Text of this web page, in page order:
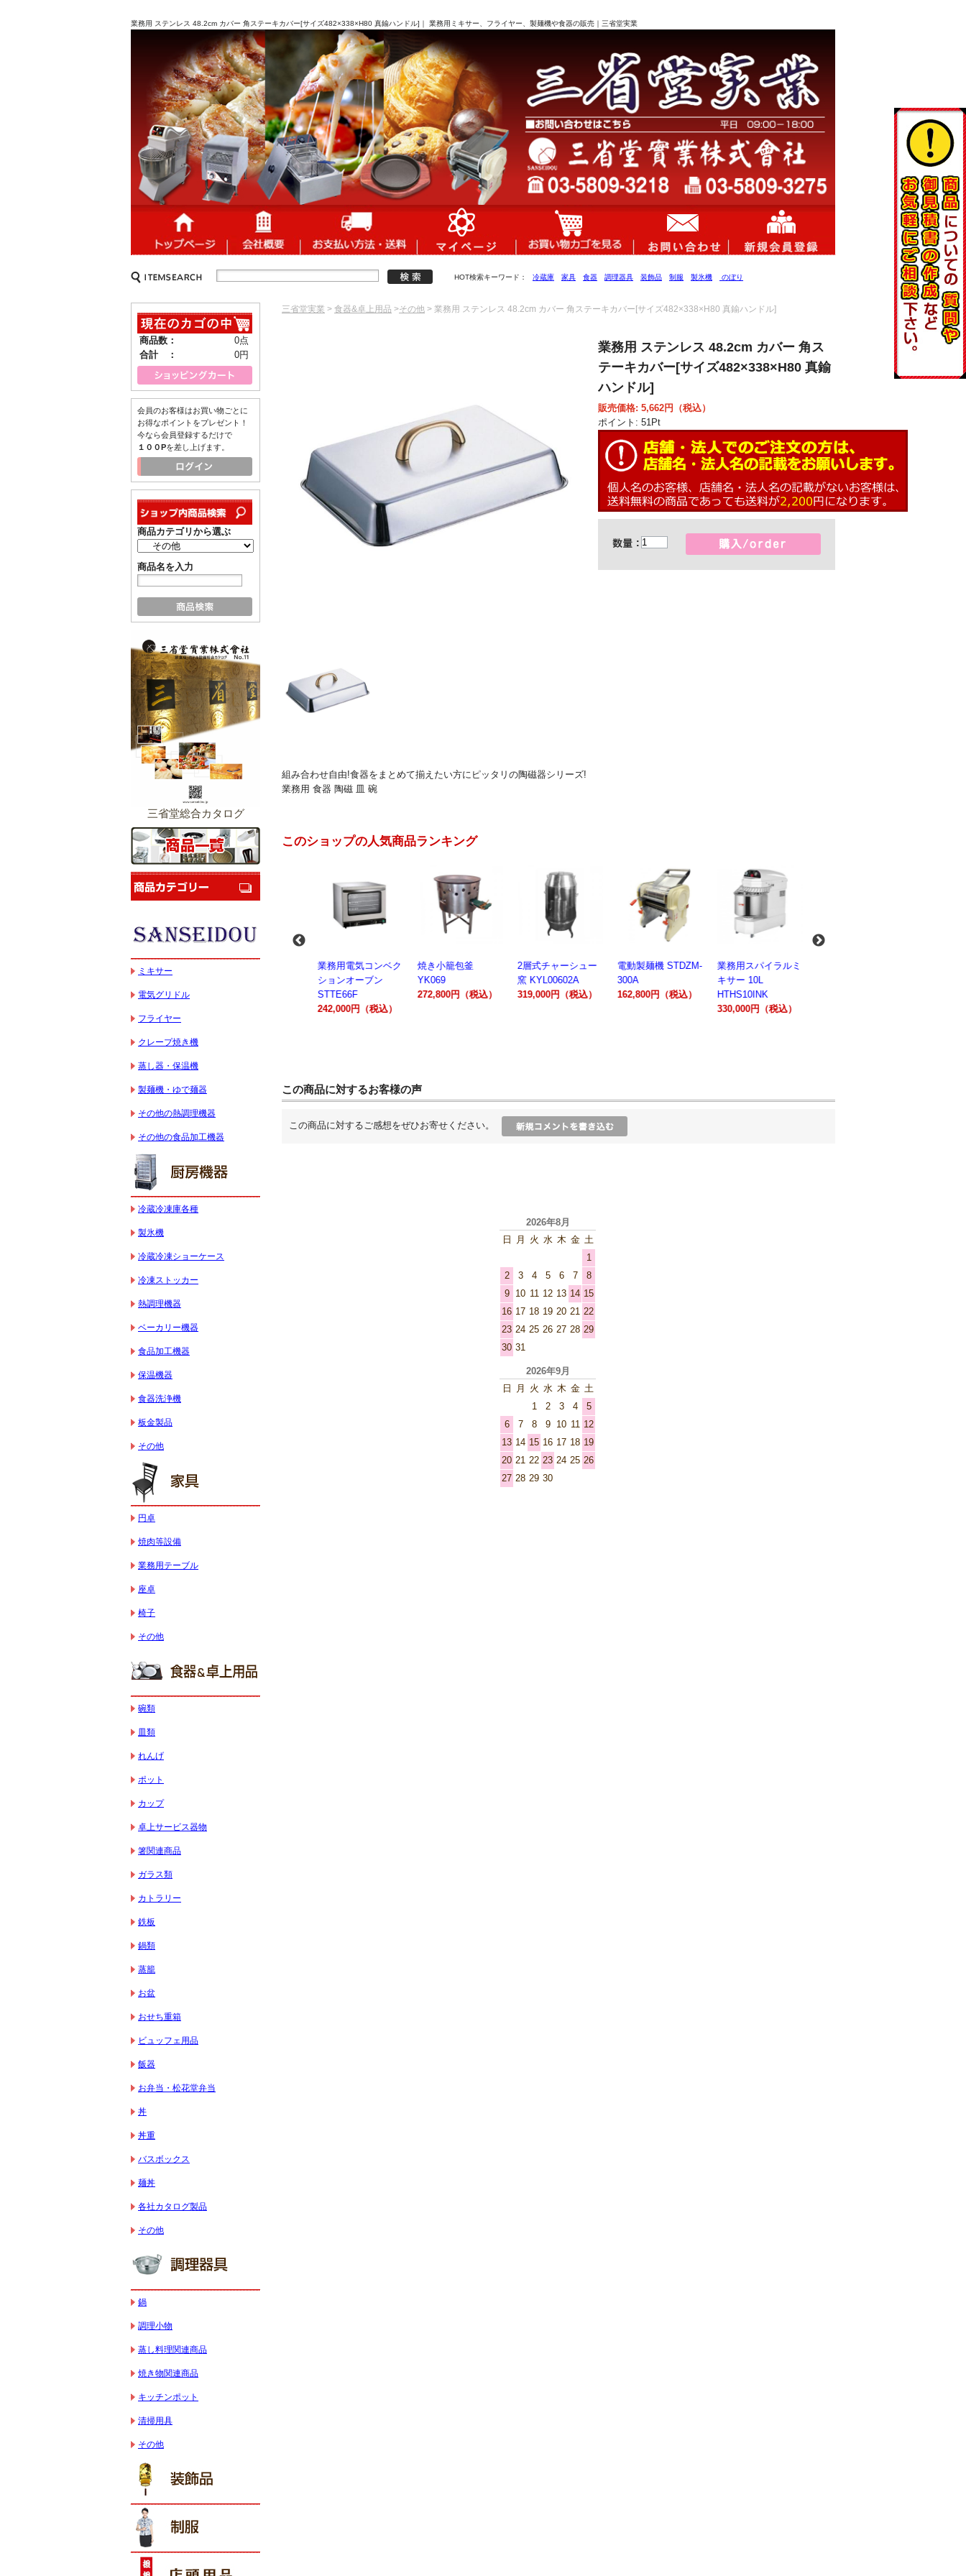
業務用 ステンレス 48.2cm カバー 角ステーキカバー[サイズ482×338×H80 真鍮ハンドル]｜ 業務用ミキサー、フライヤー、製麺機や食器の販売｜三省堂実業
HOT検索キーワード： 冷蔵庫 家具 食器 調理器具 装飾品 制服 製氷機 のぼり
三省堂実業 > 食器&卓上用品 >その他 > 業務用 ステンレス 48.2cm カバー 角ステーキカバー[サイズ482×338×H80 真鍮ハンドル]
業務用 ステンレス 48.2cm カバー 角ス
テーキカバー[サイズ482×338×H80 真鍮
ハンドル]
販売価格: 5,662円（税込）
ポイント: 51 Pt
組み合わせ自由!食器をまとめて揃えたい方にピッタリの陶磁器シリーズ!
業務用 食器 陶磁 皿 碗
このショップの人気商品ランキング
業務用スパイラルミ
HTHS30IN
業務用電気コンベク
ションオーブン
STTE66F
242,000円（税込）
焼き小籠包釜
YK069
272,800円（税込）
2層式チャーシュー
窯 KYL00602A
319,000円（税込）
電動製麺機 STDZM-
300A
162,800円（税込）
業務用スパイラルミ
キサー 10L
HTHS10INK
330,000円（税込）
この商品に対するお客様の声
この商品に対するご感想をぜひお寄せください。
商品数：
0点
合計 ：
0円
会員のお客様はお買い物ごとに
お得なポイントをプレゼント！
今なら会員登録するだけで
１００Pを差し上げます。
商品カテゴリから選ぶ
商品名を入力
三省堂総合カタログ
ミキサー
電気グリドル
フライヤー
クレープ焼き機
蒸し器・保温機
製麺機・ゆで麺器
その他の熱調理機器
その他の食品加工機器
冷蔵冷凍庫各種
製氷機
冷蔵冷凍ショーケース
冷凍ストッカー
熱調理機器
ベーカリー機器
食品加工機器
保温機器
食器洗浄機
板金製品
その他
円卓
焼肉等設備
業務用テーブル
座卓
椅子
その他
碗類
皿類
れんげ
ポット
カップ
卓上サービス器物
箸関連商品
ガラス類
カトラリー
鉄板
鍋類
蒸籠
お盆
おせち重箱
ビュッフェ用品
飯器
お弁当・松花堂弁当
丼
丼重
バスボックス
麺丼
各社カタログ製品
その他
鍋
調理小物
蒸し料理関連商品
焼き物関連商品
キッチンポット
清掃用具
その他
2026年8月
日
月 火 水 木 金 土
1
2
3 4 5 6 7
8
9
10 11 12 13 14 15
16 17 18 19 20 21 22
23 24 25 26 27 28 29
30 31
2026年9月
日
月 火 水 木 金 土
1
2 3 4
5
6
7 8 9 10 11 12
13 14 15 16 17 18 19
20 21 22 23 24 25 26
27 28 29 30